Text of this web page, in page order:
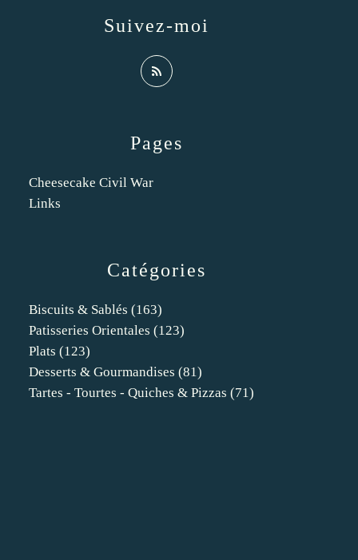
Catégories
Biscuits & Sablés (163)
Patisseries Orientales (123)
Plats (123)
Desserts & Gourmandises (81)
Tartes - Tourtes - Quiches & Pizzas (71)
Pages
Cheesecake Civil War
Links
Suivez-moi